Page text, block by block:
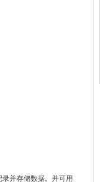
并存储数据。并可用